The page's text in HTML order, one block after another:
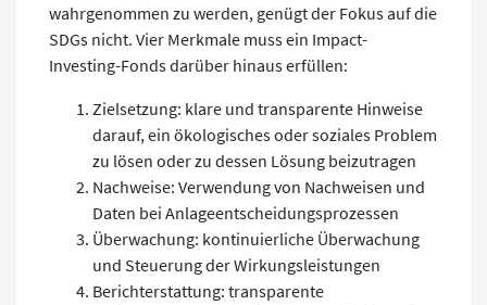
wahrgenommen zu werden, genügt der Fokus auf die
SDGs nicht. Vier Merkmale muss ein Impact-
Investing-Fonds darüber hinaus erfüllen:
Zielsetzung: klare und transparente Hinweise
darauf, ein ökologisches oder soziales Problem
zu lösen oder zu dessen Lösung beizutragen
Nachweise: Verwendung von Nachweisen und
Daten bei Anlageentscheidungsprozessen
Überwachung: kontinuierliche Überwachung
und Steuerung der Wirkungsleistungen
Berichterstattung: transparente